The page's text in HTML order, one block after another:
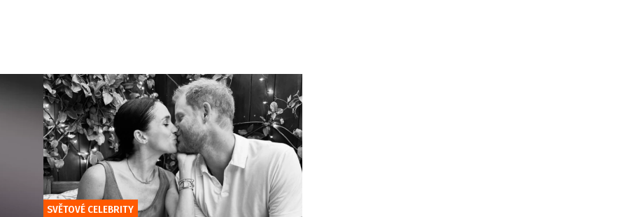
SVĚTOVÉ CELEBRITY